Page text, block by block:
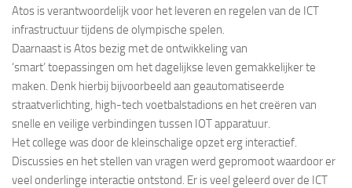
Atos is verantwoordelijk voor het leveren en regelen van de ICT
infrastructuur tijdens de olympische spelen.
Daarnaast is Atos bezig met de ontwikkeling van
‘smart’toepassingen om het dagelijkse leven gemakkelijker te
maken. Denk hierbij bijvoorbeeld aan geautomatiseerde
straatverlichting, high-tech voetbalstadions en het creëren van
snelle en veilige verbindingen tussen IOT apparatuur.
Het college was door de kleinschalige opzet erg interactief.
Discussies en het stellen van vragen werd gepromoot waardoor er
veel onderlinge interactie ontstond. Er is veel geleerd over de ICT